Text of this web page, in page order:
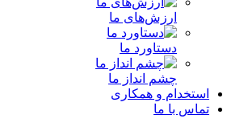
ارزش‌های ما
دستاورد ما
چشم انداز ما
استخدام و همکاری
تماس با ما